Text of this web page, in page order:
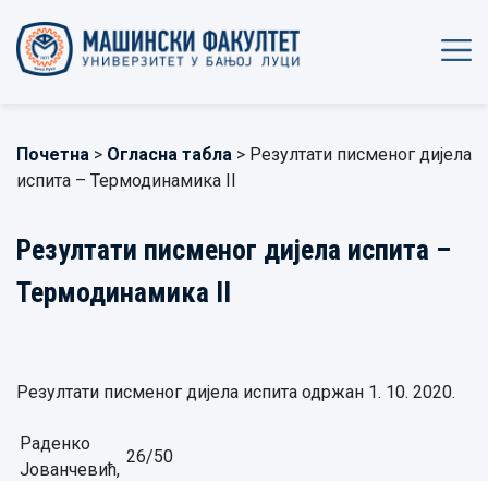
Почетна > Огласна табла > Резултати писменог дијела
испита – Термодинамика II
Резултати писменог дијела испита –
Термодинамика II
Резултати писменог дијела испита одржан 1. 10. 2020.
Раденко
Јованчевић,
26/50